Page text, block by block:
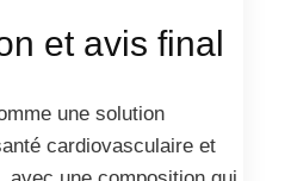
et avis final
une solution
cardiovasculaire et